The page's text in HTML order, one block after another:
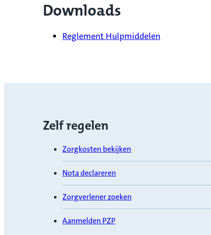
Downloads
Reglement Hulpmiddelen
Zelf regelen
Zorgkosten bekijken
Nota declareren
Zorgverlener zoeken
Aanmelden PZP